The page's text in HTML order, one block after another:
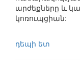
արժեքները և
կոռուպցիան:
դեպի ետ